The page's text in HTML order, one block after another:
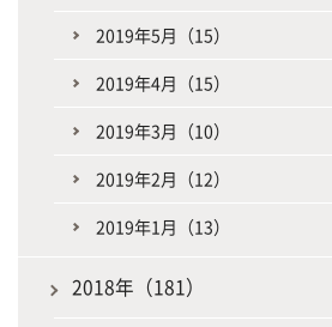
2019年5月（15）
2019年4月（15）
2019年3月（10）
2019年2月（12）
2019年1月（13）
2018年（181）